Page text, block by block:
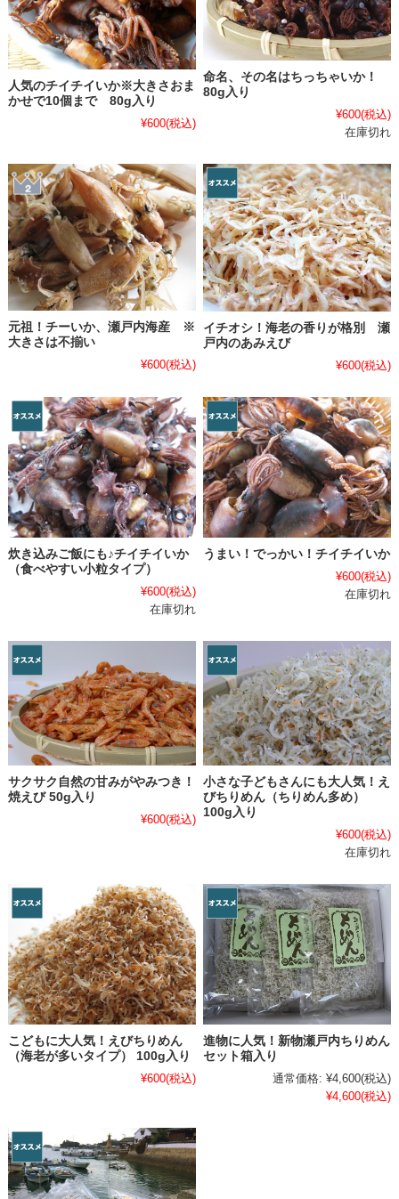
人気のチイチイいか※大きさおま
かせで10個まで 80g入り
¥600(税込)
命名、その名はちっちゃいか！
80g入り
¥600(税込)
在庫切れ
元祖！チーいか、瀬戸内海産 ※
大きさは不揃い
¥600(税込)
イチオシ！海老の香りが格別 瀬
戸内のあみえび
¥600(税込)
炊き込みご飯にも♪チイチイいか
（食べやすい小粒タイプ）
¥600(税込)
在庫切れ
うまい！でっかい！チイチイいか
¥600(税込)
在庫切れ
サクサク自然の甘みがやみつき！
焼えび 50g入り
¥600(税込)
小さな子どもさんにも大人気！え
びちりめん（ちりめん多め）
100g入り
¥600(税込)
在庫切れ
こどもに大人気！えびちりめん
（海老が多いタイプ） 100g入り
¥600(税込)
進物に人気！新物瀬戸内ちりめん
セット箱入り
通常価格: ¥4,600(税込)
¥4,600(税込)